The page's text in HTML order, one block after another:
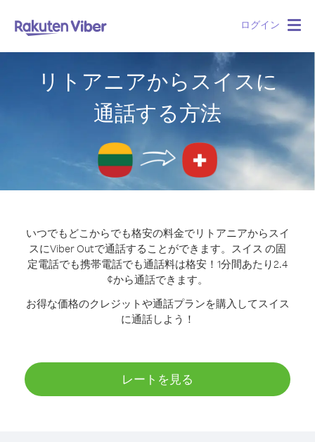
ログイン
リトアニアからスイスに
通話する方法
いつでもどこからでも格安の料金でリトアニアからスイ
スにViber Outで通話することができます。 スイス の固
定電話でも携帯電話でも通話料は格安！1分間あたり2.4
¢から通話できます。
お得な価格のクレジットや通話プランを購入してスイス
に通話しよう！
レートを見る